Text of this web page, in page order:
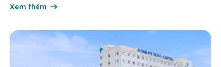
tuổi dậy thì. […]
Xem thêm